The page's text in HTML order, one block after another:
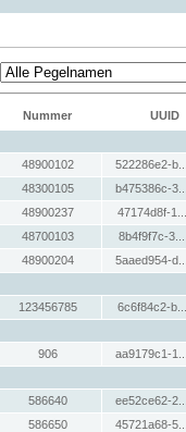
Nummer UUID
48900102 522286e2-b...
48300105 b475386c-3...
48900237 47174d8f-1...
48700103 8b4f9f7c-3...
48900204 5aaed954-d...
123456785 6c6f84c2-b...
906 aa9179c1-1...
586640 ee52ce62-2...
586650 45721a68-5...